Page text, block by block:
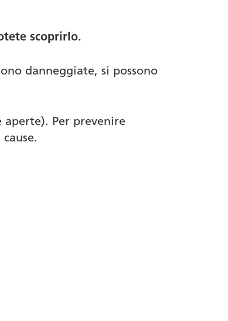
scoprirlo.
danneggiate, si possono
Per prevenire